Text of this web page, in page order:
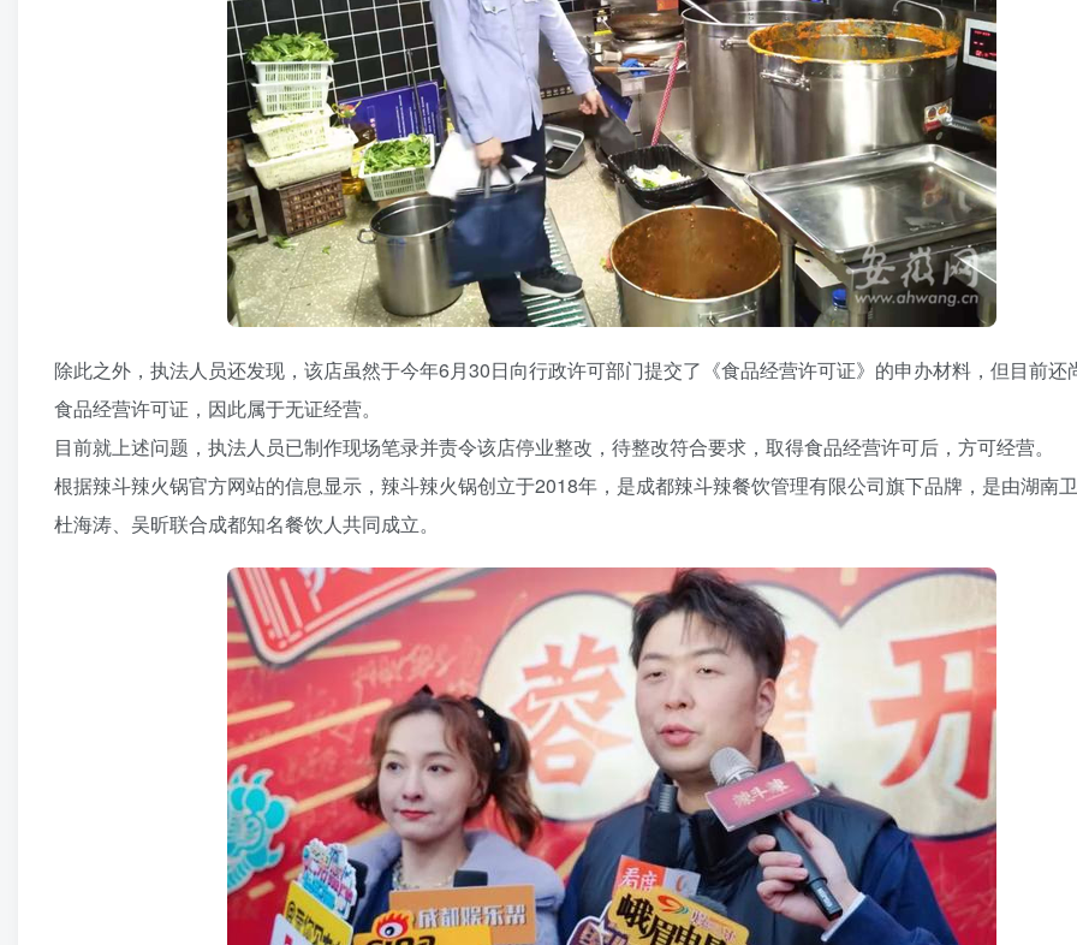
除此之外，执法人员还发现，该店虽然于今年6月30日向行政许可部门提交了《食品经营许可证》的申办材料，但目前还
食品经营许可证，因此属于无证经营。
目前就上述问题，执法人员已制作现场笔录并责令该店停业整改，待整改符合要求，取得食品经营许可后，方可经营。
根据辣斗辣火锅官方网站的信息显示，辣斗辣火锅创立于2018年，是成都辣斗辣餐饮管理有限公司旗下品牌，是由湖南
杜海涛、吴昕联合成都知名餐饮人共同成立。